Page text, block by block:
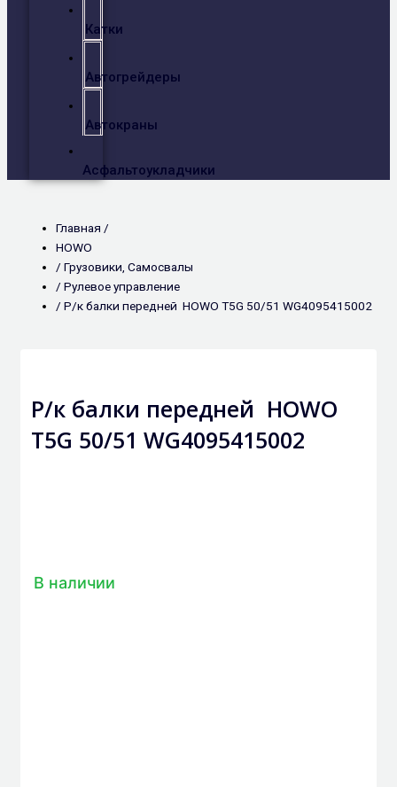
Катки
Автогрейдеры
Автокраны
Асфальтоукладчики
Главная /
HOWO
/ Грузовики Самосвалы
/ Рулевое управление
/ Р/к балки передней HOWO T5G 50/51 WG4095415002
Р/к балки передней HOWO
T5G 50/51 WG4095415002
В наличии